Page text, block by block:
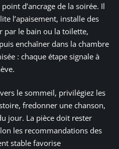
d’ancrage de la soirée. Il
l’apaisement, installe des
par le bain ou la toilette,
enchaîner dans la chambre
: chaque étape signale à
le sommeil, privilégiez les
fredonner une chanson,
jour. La pièce doit rester
les recommandations des
stable favorise